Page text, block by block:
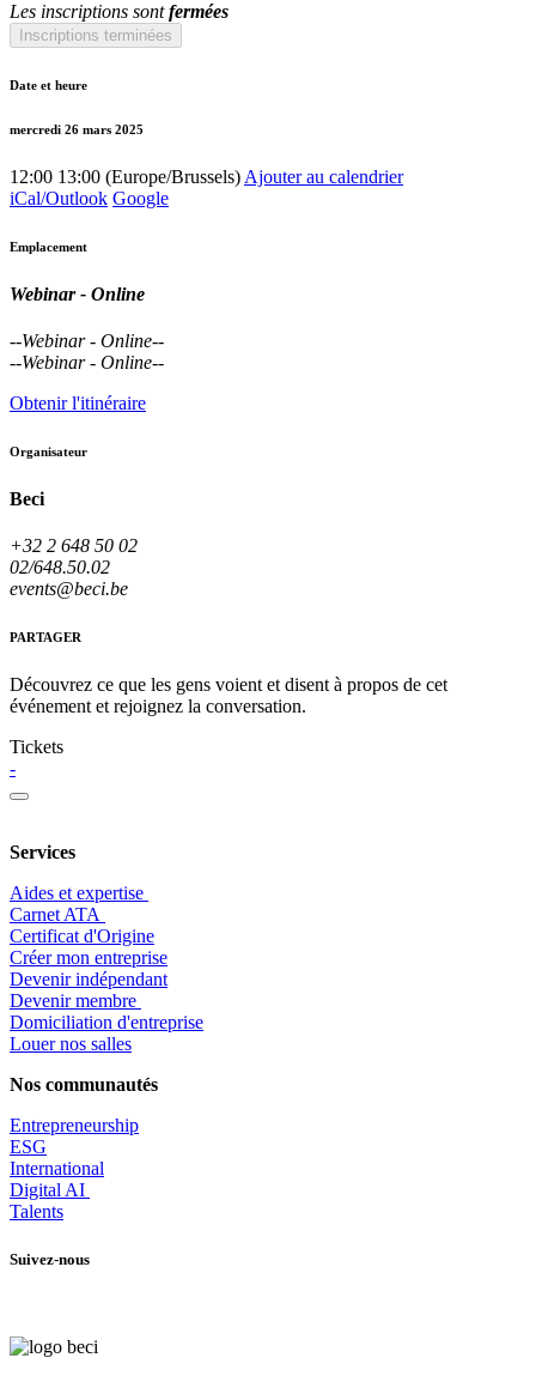
Les inscriptions sontfermées
Inscriptions terminées
Date et heure
mercredi 26 mars 2025
12:00 13:00 (Europe/Brussels) Ajouter au calendrier
iCal/Outlook Google
Emplacement
Webinar - Online
--Webinar - Online--
--Webinar - Online--
Obtenir l'itinéraire
Organisateur
Beci
+32 2 648 50 02
02/648.50.02
events@beci.be
PARTAGER
Découvrez ce que les gens voient et disent à propos de cet
événement et rejoignez la conversation.
Tickets
-
Services
Aides et expertise
​Carnet ATA
Certificat d'Origine
Créer mon entreprise
Devenir indépendant
Devenir membre
​Domiciliation d'entreprise
Louer nos salles
Nos communautés
Entrepreneurship
ESG
International
Digital AI
Talents
Suivez-nous